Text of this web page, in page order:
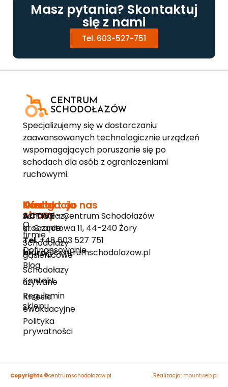
Masz pytania? Skontaktuj
się z nami
Tel. 603-527-751
CENTRUM
SCHODOŁAZÓW
Specjalizujemy się w dostarczaniu
zaawansowanych technologicznie urządzeń
wspomagających poruszanie się po
schodach dla osób z ograniczeniami
ruchowymi.
Nawigacja
strony
O
firmie
Dofinansowanie
Blog
Kontakt
Regulamin
sklepu
Polityka
prywatności
Oferta
Schodołazy
kroczące
Schodołazy
gąsienicowe
Schodołazy
używane
Krzesła
ewakuacyjne
Kontakt do nas
ACTIVE- Centrum Schodołazów
ul. Granitowa 11, 44-240 Żory
Tel.+48 603 527 751
biuro@centrumschodolazow.pl
Copyrights ©centrumschodolazow.pl Realizacja: mountweb.pl